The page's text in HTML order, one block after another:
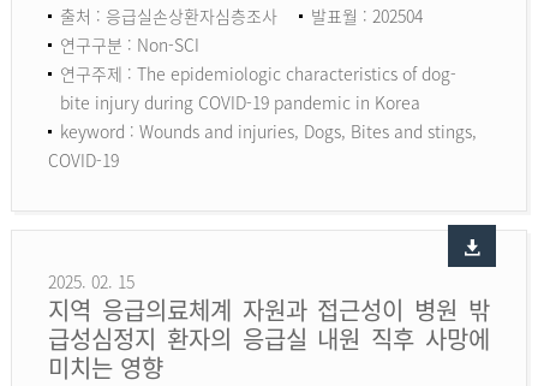
출처 : 응급실손상환자심층조사
발표월 : 202504
연구구분 : Non-SCI
연구주제 : The epidemiologic characteristics of dog-
bite injury during COVID-19 pandemic in Korea
keyword : Wounds and injuries, Dogs, Bites and stings,
COVID-19
2025. 02. 15
지역 응급의료체계 자원과 접근성이 병원 밖
급성심정지 환자의 응급실 내원 직후 사망에
미치는 영향